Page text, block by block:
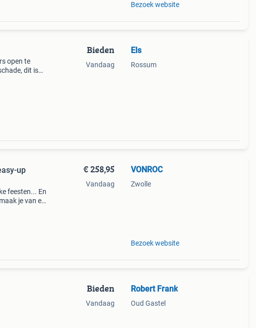
Bezoek website
open te
dit is
Bieden
Vandaag
Els
Rossum
up
feesten... En
je van elk
€ 258,95
Vandaag
VONROC
Zwolle
Bezoek website
Bieden
Vandaag
Robert Frank
Oud Gastel